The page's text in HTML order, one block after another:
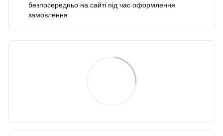
безпосередньо на сайті під час оформлення
замовлення